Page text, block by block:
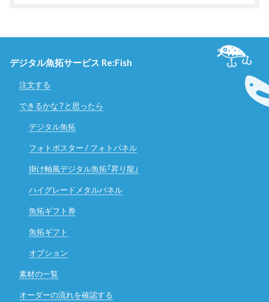
デジタル魚拓サービス Re:Fish
注文する
できるかな？と思ったら
デジタル魚拓
フォトポスター / フォトパネル
掛け軸風デジタル魚拓「昇り龍」
ハイグレードメタルパネル
魚拓ギフト券
魚拓ギフト
オプション
素材の一覧
オーダーの流れを確認する